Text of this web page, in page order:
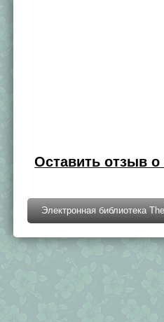
Оставить отзыв о
Электронная библиотека